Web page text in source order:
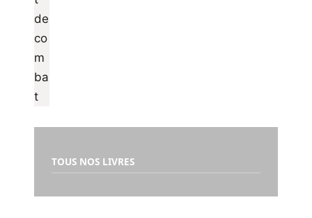
TOUS NOS LIVRES